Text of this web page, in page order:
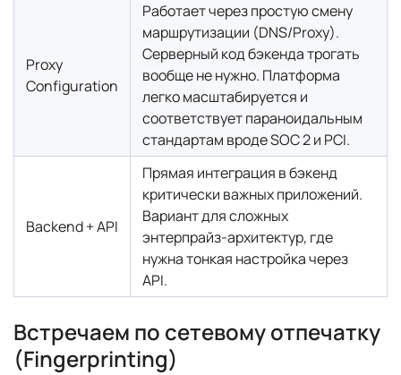
Proxy
Configuration
Работает через простую смену
маршрутизации (DNS/Proxy).
Серверный код бэкенда трогать
вообще не нужно. Платформа
легко масштабируется и
соответствует параноидальным
стандартам вроде SOC 2 и PCI.
Backend + API
Прямая интеграция в бэкенд
критически важных приложений.
Вариант для сложных
энтерпрайз-архитектур, где
нужна тонкая настройка через
API.
Встречаем по сетевому отпечатку
(Fingerprinting)